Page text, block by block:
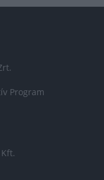
Program